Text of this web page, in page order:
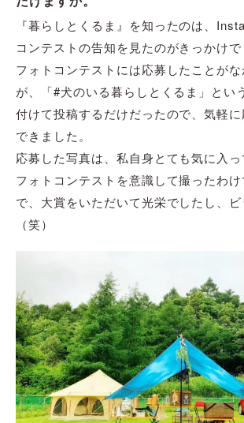
『暮らしとくるま』を知ったのは、
コンテストの告知を見たのがきっかけ
フォトコンテストには応募したことが
が、「#犬のいる暮らしとくるま」とい
付けて投稿するだけだったので、気軽
できました。
応募した写真は、私自身とても気に入っ
フォトコンテストを意識して撮ったわ
で、大賞をいただいて光栄でしたし、
（笑）